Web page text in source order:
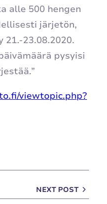
alle 500 hengen
järjetön,
23.08.2020.
pysyisi
viewtopic.php?
NEXT POST